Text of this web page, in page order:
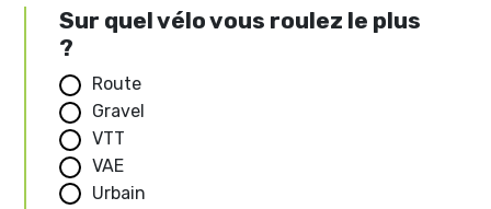
Sur quel vélo vous roulez le plus
?
Route
Gravel
VTT
VAE
Urbain